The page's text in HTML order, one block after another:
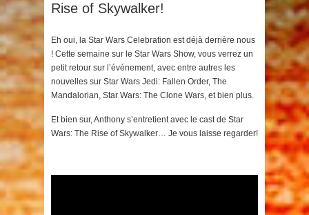
Rise of Skywalker!
Eh oui, la Star Wars Celebration est déjà derrière nous
! Cette semaine sur le Star Wars Show, vous verrez un
petit retour sur l’événement, avec entre autres les
nouvelles sur Star Wars Jedi: Fallen Order, The
Mandalorian, Star Wars: The Clone Wars, et bien plus.
Et bien sur, Anthony s’entretient avec le cast de Star
Wars: The Rise of Skywalker… Je vous laisse regarder!